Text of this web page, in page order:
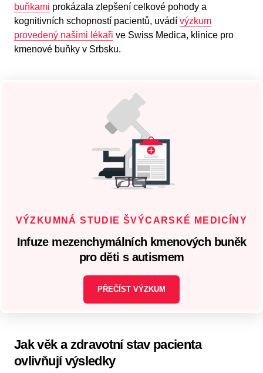
buňkami prokázala zlepšení celkové pohody a
kognitivních schopností pacientů, uvádí výzkum
provedený našimi lékaři ve Swiss Medica, klinice pro
kmenové buňky v Srbsku.
VÝZKUMNÁ STUDIE ŠVÝCARSKÉ MEDICÍNY
Infuze mezenchymálních kmenových buněk
pro děti s autismem
PŘEČÍST VÝZKUM
Jak věk a zdravotní stav pacienta
ovlivňují výsledky